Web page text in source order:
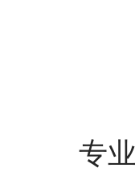
专